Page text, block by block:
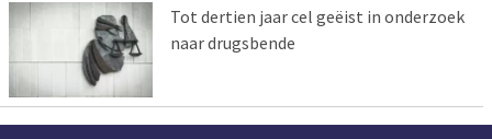
Tot dertien jaar cel geëist in onderzoek
naar drugsbende